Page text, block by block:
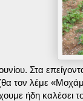
Στα
τον λέμε
ήδη καλέσει